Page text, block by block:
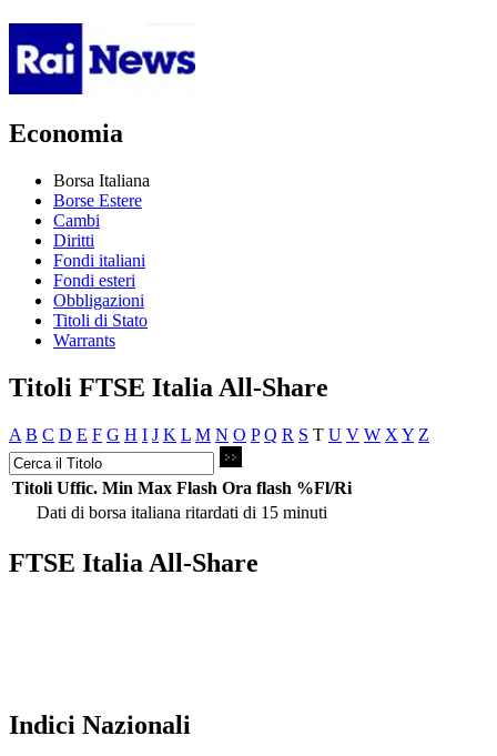
Economia
Borsa Italiana
Borse Estere
Cambi
Diritti
Fondi italiani
Fondi esteri
Obbligazioni
Titoli di Stato
Warrants
Titoli FTSE Italia All-Share
A B C D E F G H I J K L M N O P Q R S T U V W X Y Z
Titoli Uffic. Min Max Flash Ora flash %Fl/Ri
Dati di borsa italiana ritardati di 15 minuti
FTSE Italia All-Share
Indici Nazionali